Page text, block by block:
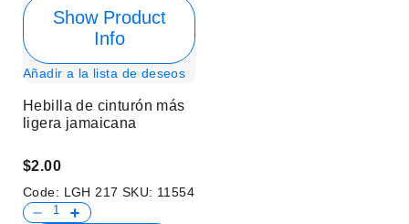
Show Product
Info
Añadir a la lista de deseos
Hebilla de cinturón más
ligera jamaicana
$2.00
Code: LGH 217 SKU: 11554